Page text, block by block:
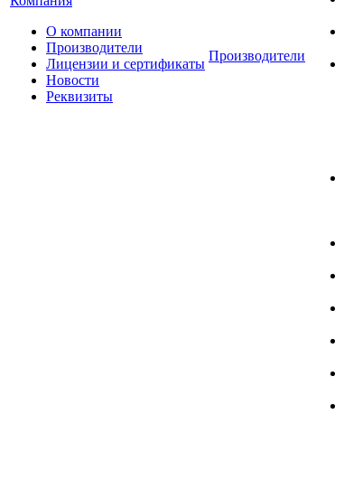
О компании
Производители
Лицензии и сертификаты
Новости
Реквизиты
Производители